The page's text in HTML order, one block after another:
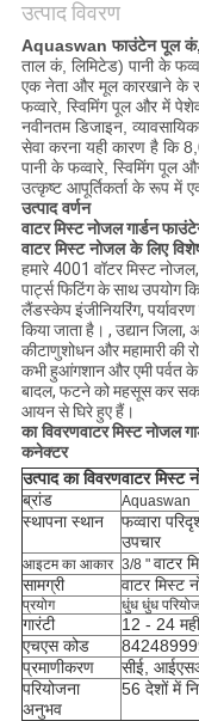
उत्पाद विवरण
Aquaswan फाउंटेन पूल कं,
ताल कं, लिमिटेड) पानी के
एक नेता और मूल कारखाने के
फव्वारे, स्विमिंग पूल और में
नवीनतम डिजाइन,
सेवा करना यही कारण है
पानी के फव्वारे, स्विमिंग पूल
उत्कृष्ट आपूर्तिकर्ता के रूप में
उत्पाद वर्णन
वाटर मिस्ट नोजल गार्डन
वाटर मिस्ट नोजल के लिए
हमारे 4001 वॉटर मिस्ट
पार्ट्स फिटिंग के साथ उपयोग
लैंडस्केप इंजीनियरिंग,
किया जाता है। , उद्यान
कीटाणुशोधन और महामारी की
कभी हुआंगशान और एमी पर्वत
बादल, फटने को महसूस कर
आयन से घिरे हुए हैं।
का विवरणवाटर मिस्ट नोजल
कनेक्टर
उत्पाद का विवरणवाटर मिस्ट
ब्रांड
Aquaswan
स्थापना स्थान
फव्वारा
उपचार
आइटम का आकार 3/8 " वाटर
सामग्री
वाटर मिस्ट
प्रयोग धुंध धुंध
गारंटी
12 - 24
एचएस कोड
प्रमाणीकरण
सीई,
परियोजना
अनुभव
56 देशों में